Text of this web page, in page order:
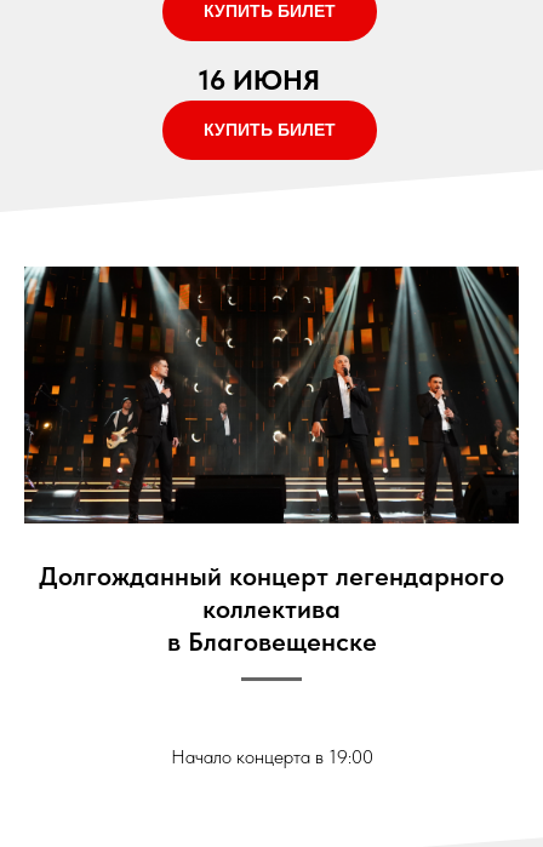
КУПИТЬ БИЛЕТ
КУПИТЬ БИЛЕТ
16 ИЮНЯ
Долгожданный концерт легендарного
коллектива
в Благовещенске
Начало концерта в 19:00